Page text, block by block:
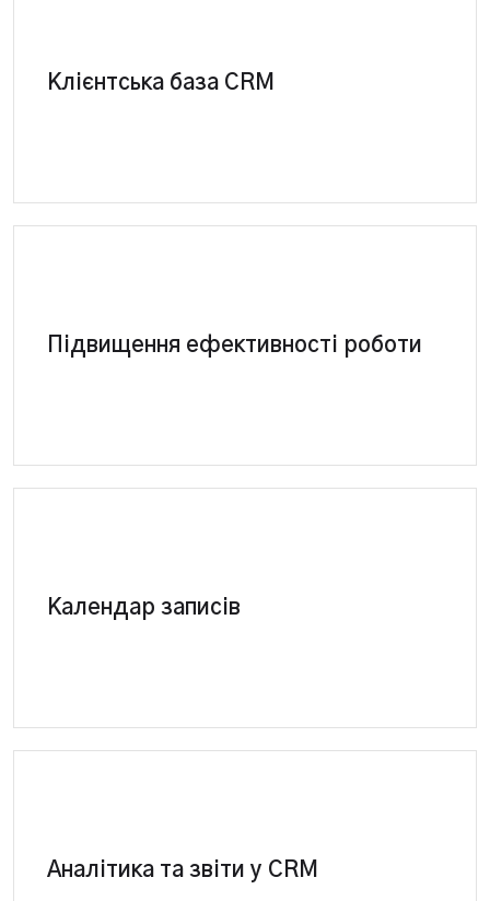
Клієнтська база CRM
стоматполіклініки, партнерів, співробітників у
Підвищення ефективності роботи
менеджерів на 30% мінімум за рахунок
Календар записів
У CRM системі для стоматології дуже зручно
вести записи клієнтів та завантаження лікарів.
Аналітика та звіти у CRM
ефективності. Створення та сегментація звітів за
ключовими показниками. Повний аналіз